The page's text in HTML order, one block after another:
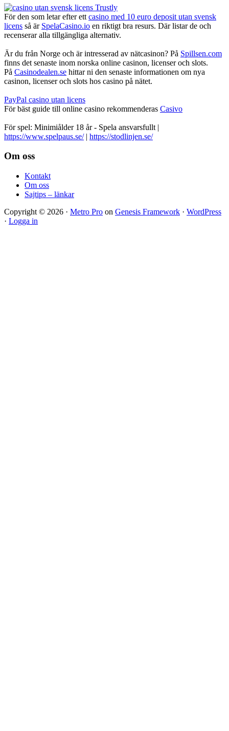
För den som letar efter ett casino med 10 euro deposit utan svensk
licens så är SpelaCasino.io en riktigt bra resurs. Där listar de och
recenserar alla tillgängliga alternativ.
Är du från Norge och är intresserad av nätcasinon? På Spillsen.com
finns det senaste inom norska online casinon, licenser och slots.
På Casinodealen.se hittar ni den senaste informationen om nya
casinon, licenser och slots hos casino på nätet.
PayPal casino utan licens
För bäst guide till online casino rekommenderas Casivo
För spel: Minimiålder 18 år - Spela ansvarsfullt |
https://www.spelpaus.se/| https://stodlinjen.se/
Footer
Om oss
Kontakt
Om oss
Sajtips – länkar
Copyright © 2026 · Metro Pro on Genesis Framework · WordPress
· Logga in